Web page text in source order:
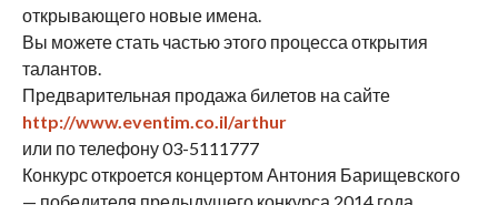
открывающего новые имена.
Вы можете стать частью этого процесса открытия
талантов.
Предварительная продажа билетов на сайте
http://www.eventim.co.il/arthur
или по телефону 03-5111777
Конкурс откроется концертом Антония Барищевского
— победителя предыдущего конкурса 2014 года.